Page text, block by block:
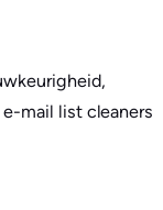
mail list cleaners